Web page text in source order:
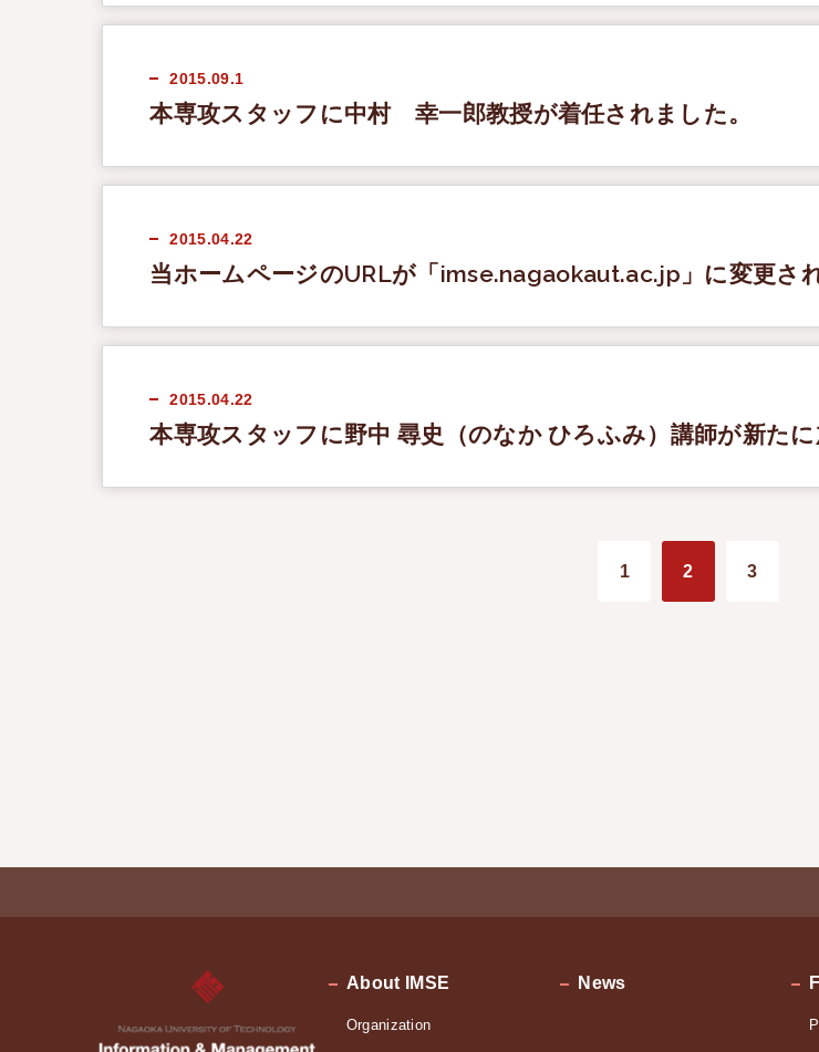
2015.09.1
本専攻スタッフに中村 幸一郎教授が着任されました。
2015.04.22
当ホームページのURLが「imse.nagaokaut.ac.jp」に変更さ
2015.04.22
本専攻スタッフに野中 尋史（のなか ひろふみ）講師が新たに
1 2 3
About IMSE
Organization
News